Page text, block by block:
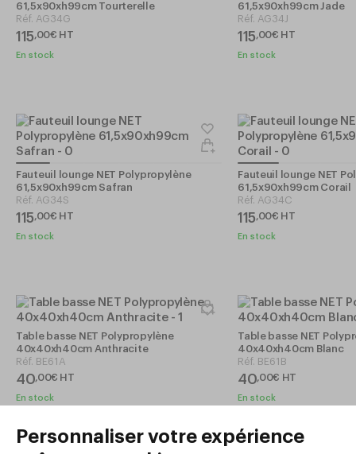
61,5x90xh99cm Tourterelle
Réf. AG34G
115,00€ HT
En stock
61,5x90xh99cm Jade
Réf. AG34J
115,00€ HT
En stock
Fauteuil lounge NET Polypropylène
61,5x90xh99cm Safran
Réf. AG34S
115,00€ HT
En stock
Fauteuil lounge NET
61,5x90xh99cm Corail
Réf. AG34C
115,00€ HT
En stock
Table basse NET Polypropylène
40x40xh40cm Anthracite
Réf. BE61A
40,00€ HT
En stock
Table basse NET
40x40xh40cm Blanc
Réf. BE61B
40,00€ HT
En stock